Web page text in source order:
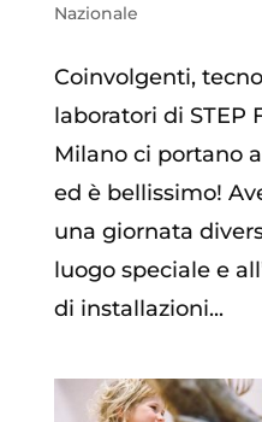
Nazionale
Coinvolgenti,
laboratori di STEP
Milano ci portano
ed è bellissimo!
una giornata
luogo speciale e
di installazioni...